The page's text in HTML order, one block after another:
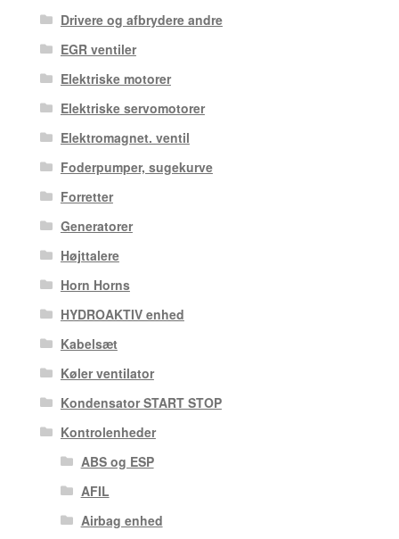
Drivere og afbrydere andre
EGR ventiler
Elektriske motorer
Elektriske servomotorer
Elektromagnet. ventil
Foderpumper, sugekurve
Forretter
Generatorer
Højttalere
Horn Horns
HYDROAKTIV enhed
Kabelsæt
Køler ventilator
Kondensator START STOP
Kontrolenheder
ABS og ESP
AFIL
Airbag enhed